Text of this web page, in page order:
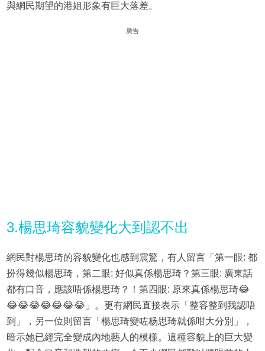
與網民期望的港姐形象有巨大落差。
廣告
3.楊思琦容貌變化大到認不出
網民對楊思琦的容貌變化也感到震驚，有人留言「第一眼: 都
扮得幾似楊思琦，第二眼: 好似真係楊思琦？第三眼: 廣東話
都有口音，應該唔係楊思琦？！第四眼: 原來真係楊思琦😂
😂😂😂😂😂😂😂」。更有網民直接表示「整容整到我認唔
到」，另一位則留言「楊思琦變咗杨思琦就係咁大分別」，
暗示她已經完全變成內地藝人的模樣。這種容貌上的巨大變